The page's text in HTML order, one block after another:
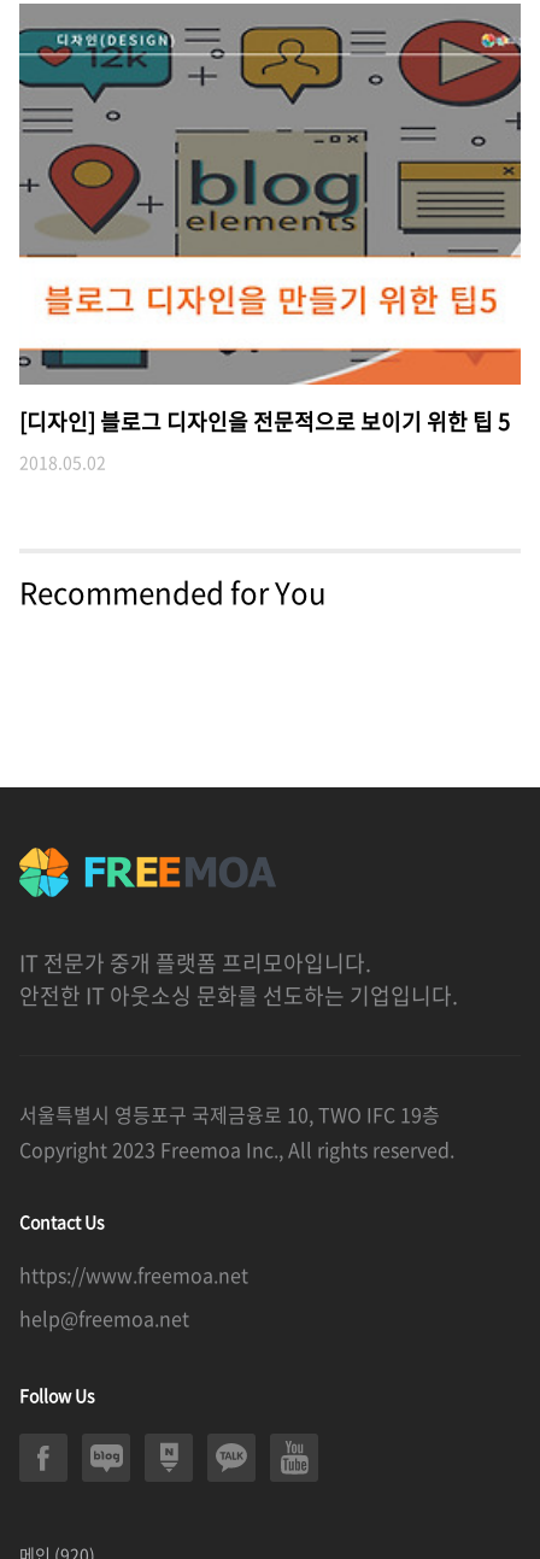
[디자인] 블로그 디자인을 전문적으로 보이기 위한 팁 5
2018.05.02
Recommended for You
IT 전문가 중개 플랫폼 프리모아입니다.
안전한 IT 아웃소싱 문화를 선도하는 기업입니다.
서울특별시 영등포구 국제금융로 10, TWO IFC 19층
Copyright 2023 Freemoa Inc., All rights reserved.
Contact Us
https://www.freemoa.net
help@freemoa.net
Follow Us
메인 (920)